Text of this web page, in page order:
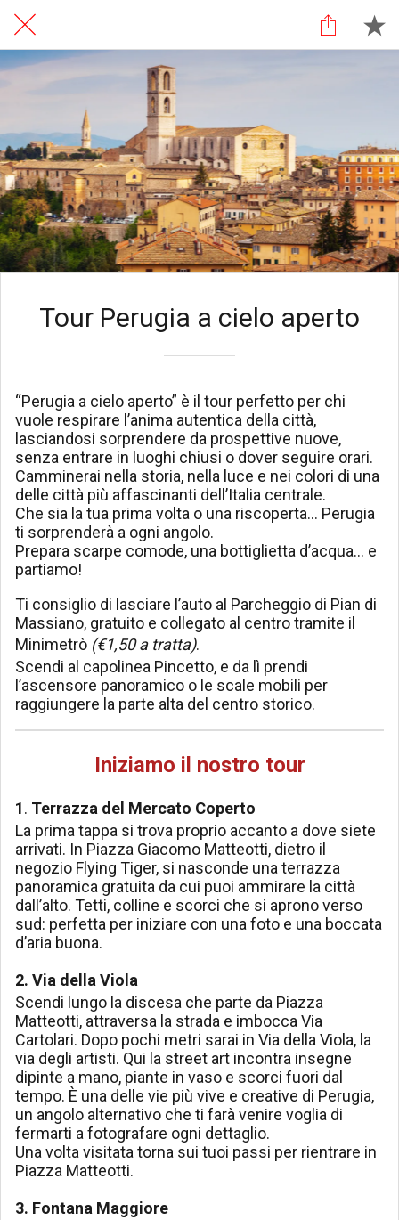
Tour Perugia a cielo aperto
“Perugia a cielo aperto” è il tour perfetto per chi
vuole respirare l’anima autentica della città,
lasciandosi sorprendere da prospettive nuove,
senza entrare in luoghi chiusi o dover seguire orari.
Camminerai nella storia, nella luce e nei colori di una
delle città più affascinanti dell’Italia centrale.
Che sia la tua prima volta o una riscoperta… Perugia
ti sorprenderà a ogni angolo.
Prepara scarpe comode, una bottiglietta d’acqua… e
partiamo!
Ti consiglio di lasciare l’auto al Parcheggio di Pian di
Massiano, gratuito e collegato al centro tramite il
Minimetrò (€1,50 a tratta).
Scendi al capolinea Pincetto, e da lì prendi
l’ascensore panoramico o le scale mobili per
raggiungere la parte alta del centro storico.
Iniziamo il nostro tour
1. Terrazza del Mercato Coperto
La prima tappa si trova proprio accanto a dove siete
arrivati. In Piazza Giacomo Matteotti, dietro il
negozio Flying Tiger, si nasconde una terrazza
panoramica gratuita da cui puoi ammirare la città
dall’alto. Tetti, colline e scorci che si aprono verso
sud: perfetta per iniziare con una foto e una boccata
d’aria buona.
2. Via della Viola
Scendi lungo la discesa che parte da Piazza
Matteotti, attraversa la strada e imbocca Via
Cartolari. Dopo pochi metri sarai in Via della Viola, la
via degli artisti. Qui la street art incontra insegne
dipinte a mano, piante in vaso e scorci fuori dal
tempo. È una delle vie più vive e creative di Perugia,
un angolo alternativo che ti farà venire voglia di
fermarti a fotografare ogni dettaglio.
Una volta visitata torna sui tuoi passi per rientrare in
Piazza Matteotti.
3. Fontana Maggiore